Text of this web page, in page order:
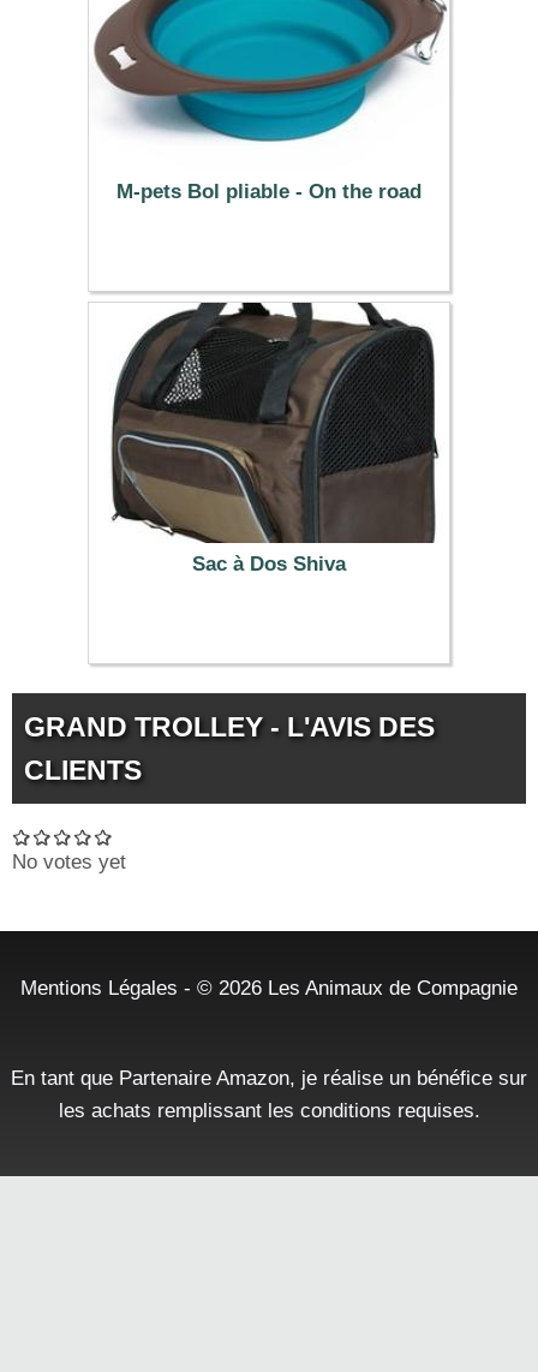
M-pets Bol pliable - On the road
10.99 €
Sac à Dos Shiva
34.99 €
GRAND TROLLEY - L'AVIS DES
CLIENTS
No votes yet
Mentions Légales - © 2026 Les Animaux de Compagnie
En tant que Partenaire Amazon, je réalise un bénéfice sur
les achats remplissant les conditions requises.